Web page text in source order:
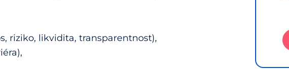
riziko, likvidita, transparentnost),